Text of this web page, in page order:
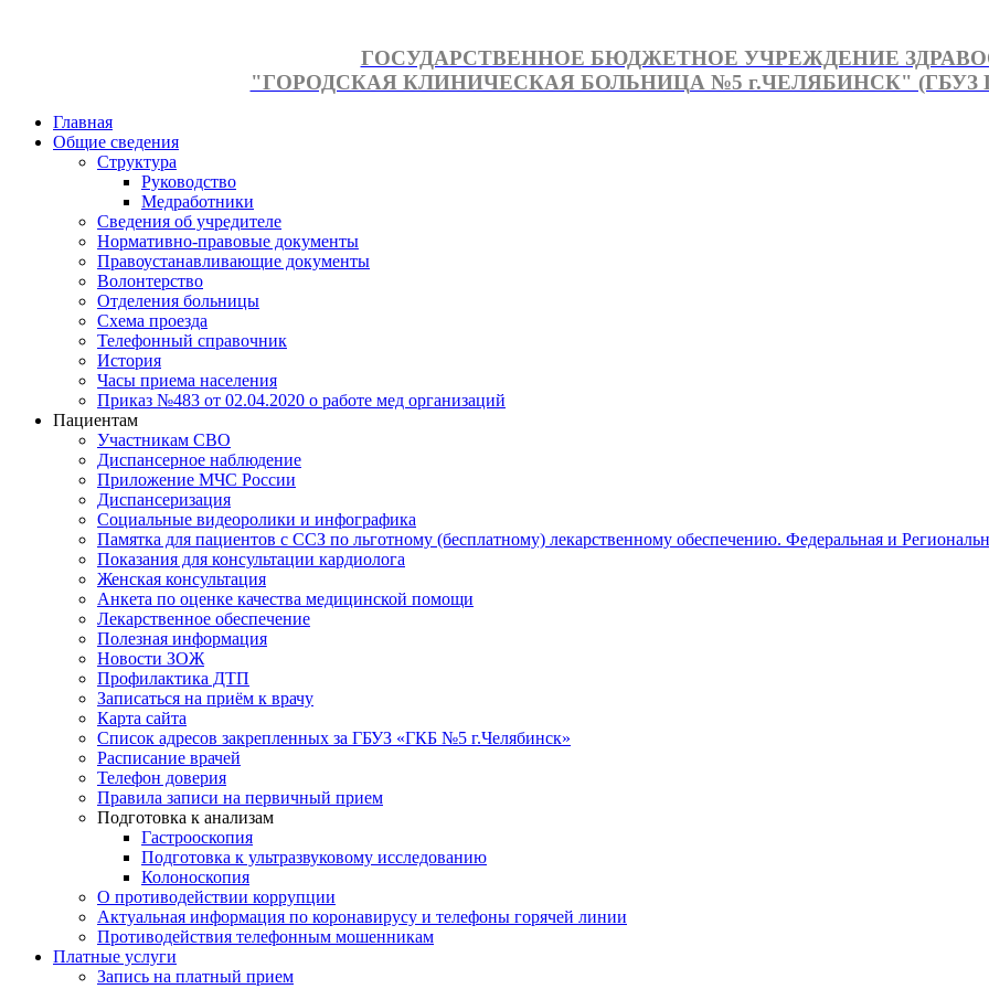
ГОСУДАРСТВЕННОЕ БЮДЖЕТНОЕ УЧРЕЖДЕНИЕ
"ГОРОДСКАЯ КЛИНИЧЕСКАЯ БОЛЬНИЦА №5 г.ЧЕЛЯБИНСК" (ГБУЗ
Главная
Общие сведения
Структура
Руководство
Медработники
Сведения об учредителе
Нормативно-правовые документы
Правоустанавливающие документы
Волонтерство
Отделения больницы
Схема проезда
Телефонный справочник
История
Часы приема населения
Приказ №483 от 02.04.2020 о работе мед организаций
Пациентам
Участникам СВО
Диспансерное наблюдение
Приложение МЧС России
Диспансеризация
Социальные видеоролики и инфографика
Памятка для пациентов с ССЗ по льготному (бесплатному) лекарственному обеспечению. Федеральная и
Показания для консультации кардиолога
Женская консультация
Анкета по оценке качества медицинской помощи
Лекарственное обеспечение
Полезная информация
Новости ЗОЖ
Профилактика ДТП
Записаться на приём к врачу
Карта сайта
Список адресов закрепленных за ГБУЗ «ГКБ №5 г.Челябинск»
Расписание врачей
Телефон доверия
Правила записи на первичный прием
Подготовка к анализам
Гастрооскопия
Подготовка к ультразвуковому исследованию
Колоноскопия
О противодействии коррупции
Актуальная информация по коронавирусу и телефоны горячей линии
Противодействия телефонным мошенникам
Платные услуги
Запись на платный прием